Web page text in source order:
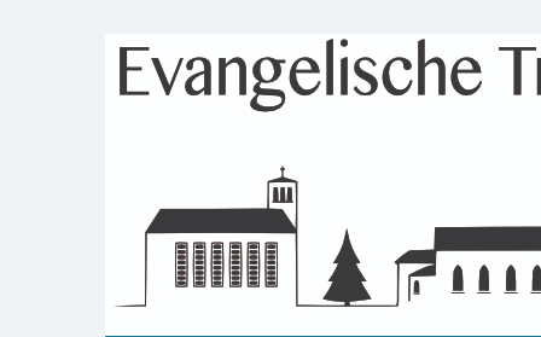
Evangelische
Informationen zu Veranstaltungen,